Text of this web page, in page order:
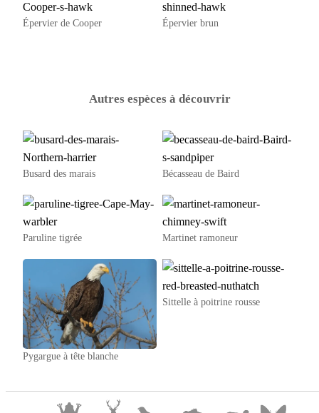
Épervier de Cooper Épervier brun
Autres espèces à découvrir
Busard des marais Bécasseau de Baird
Paruline tigrée Martinet ramoneur
Pygargue à tête blanche
Sittelle à poitrine rousse